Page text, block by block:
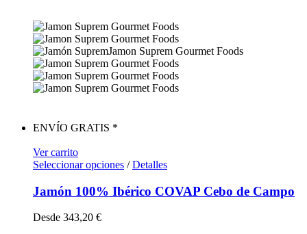
ENVÍO GRATIS *
Ver carrito
Seleccionar opciones / Detalles
Jamón 100% Ibérico COVAP Cebo de Campo
Desde 343,20 €